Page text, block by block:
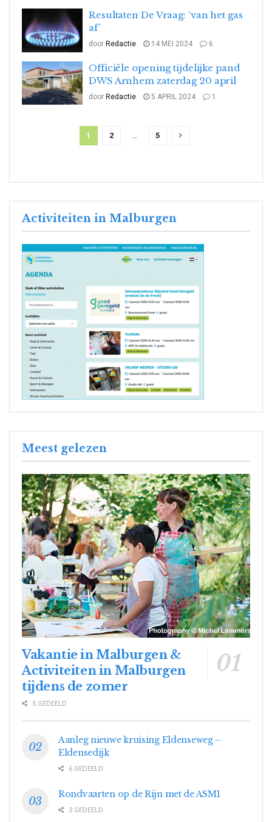
Resultaten De Vraag: ‘van het gas
af’
door Redactie 14 MEI 2024 6
Officiële opening tijdelijke pand
DWS Arnhem zaterdag 20 april
door Redactie 5 APRIL 2024 1
1 2 … 5
Activiteiten in Malburgen
Meest gelezen
Vakantie in Malburgen &
Activiteiten in Malburgen
tijdens de zomer
5 GEDEELD
Aanleg nieuwe kruising Eldenseweg –
Eldensedijk
6 GEDEELD
Rondvaarten op de Rijn met de ASM1
3 GEDEELD